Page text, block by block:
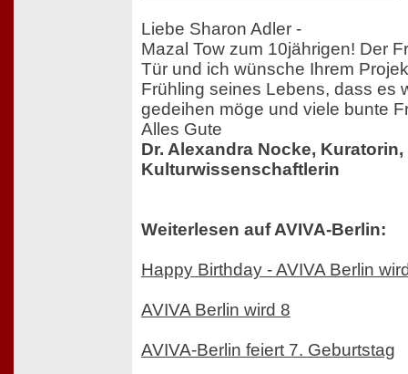
Liebe Sharon Adler -
Mazal Tow zum 10jährigen! Der
Tür und ich wünsche Ihrem
Frühling seines Lebens, dass es
gedeihen möge und viele bunte
Alles Gute
Dr. Alexandra Nocke, Kuratorin,
Kulturwissenschaftlerin
Weiterlesen auf AVIVA-Berlin:
Happy Birthday - AVIVA Berlin
AVIVA Berlin wird 8
AVIVA-Berlin feiert 7. Geburtstag